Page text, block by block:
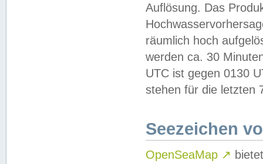
Auflösung. Das
räumlich hoch
werden ca. 30
UTC ist gegen 0130
stehen für die letzten
Seezeichen
OpenSeaMap ↗